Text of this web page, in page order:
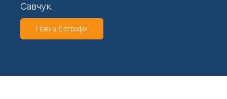
Савчук.
Повна біографія